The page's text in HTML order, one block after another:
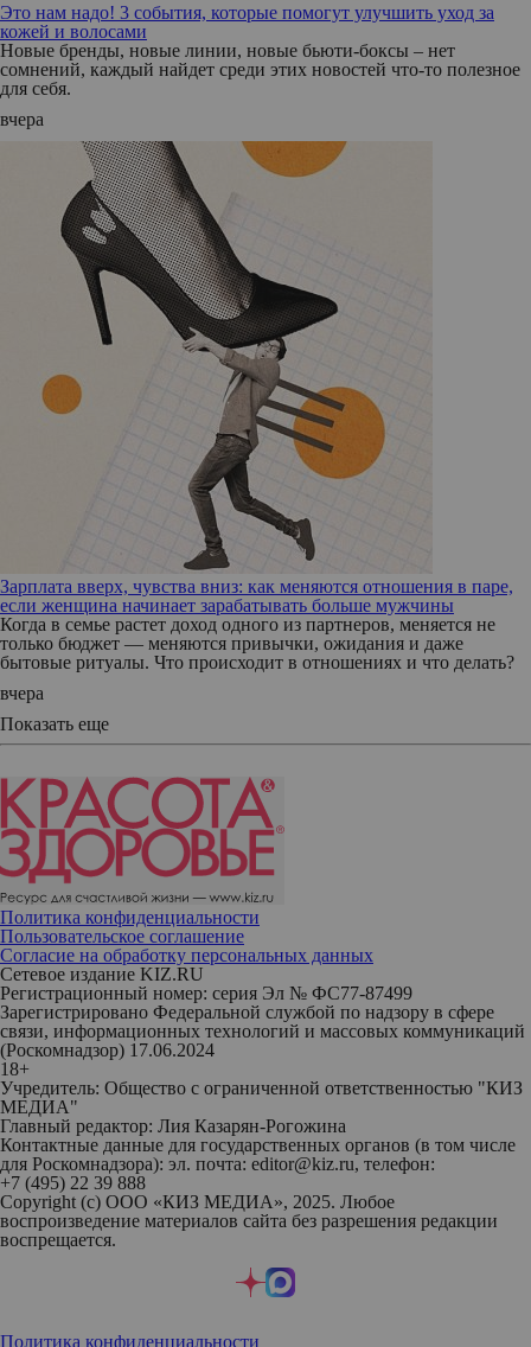
Это нам надо! 3 события, которые помогут улучшить уход за
кожей и волосами
Новые бренды, новые линии, новые бьюти-боксы – нет
сомнений, каждый найдет среди этих новостей что-то полезное
для себя.
вчера
Зарплата вверх, чувства вниз: как меняются отношения в паре,
если женщина начинает зарабатывать больше мужчины
Когда в семье растет доход одного из партнеров, меняется не
только бюджет — меняются привычки, ожидания и даже
бытовые ритуалы. Что происходит в отношениях и что делать?
вчера
Показать еще
Политика конфиденциальности
Пользовательское соглашение
Согласие на обработку персональных данных
Сетевое издание KIZ.RU
Регистрационный номер: серия Эл № ФС77-87499
Зарегистрировано Федеральной службой по надзору в сфере
связи, информационных технологий и массовых коммуникаций
(Роскомнадзор) 17.06.2024
18+
Учредитель: Общество с ограниченной ответственностью "КИЗ
МЕДИА"
Главный редактор: Лия Казарян-Рогожина
Контактные данные для государственных органов (в том числе
для Роскомнадзора): эл. почта: editor@kiz.ru, телефон:
+7 (495) 22 39 888
Copyright (с) ООО «КИЗ МЕДИА», 2025. Любое
воспроизведение материалов сайта без разрешения редакции
воспрещается.
Политика конфиденциальности